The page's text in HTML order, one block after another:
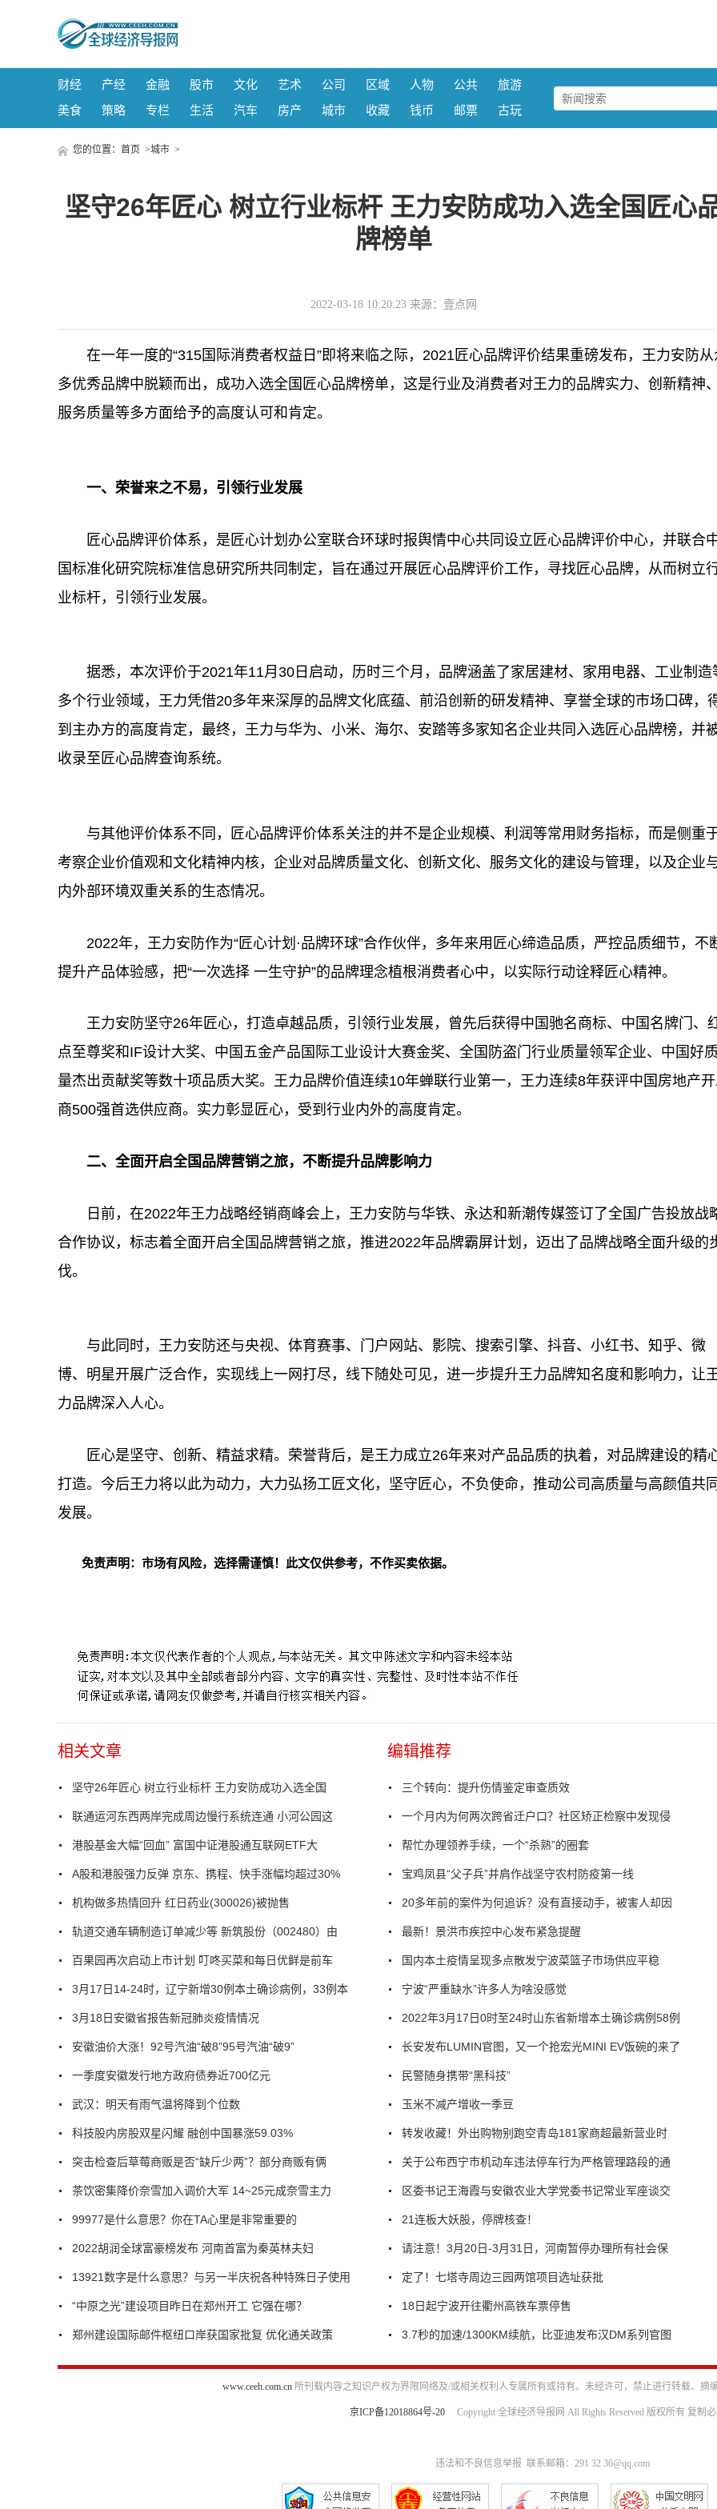
财经 产经 金融 股市 文化 艺术 公司 区域 人物 公共
旅游
美食
策略 专栏 生活 汽车 房产 城市 收藏 钱币 邮票 古玩
您的位置： 首页 >城市 >
坚守26年匠心 树立行业标杆 王力安防成功入选全国匠心
牌榜单
2022-03-18 10:20:23 来源：壹点网
在一年一度的“315国际消费者权益日”即将来临之际，2021匠心品牌评价结果重磅发布，王力安防从
多优秀品牌中脱颖而出，成功入选全国匠心品牌榜单，这是行业及消费者对王力的品牌实力、创新精神
服务质量等多方面给予的高度认可和肯定。
一、荣誉来之不易， 引领行业发展
匠心品牌评价体系，是匠心计划办公室联合环球时报舆情中心共同设立匠心品牌评价中心，并联合
国标准化研究院标准信息研究所共同制定，旨在通过开展匠心品牌评价工作，寻找匠心品牌，从而树立
业标杆，引领行业发展。
据悉，本次评价于2021年11月30日启动，历时三个月，品牌涵盖了家居建材、家用电器、工业制造
多个行业领域，王力凭借20多年来深厚的品牌文化底蕴、前沿创新的研发精神、享誉全球的市场口碑，
到主办方的高度肯定，最终，王力与华为、小米、海尔、安踏等多家知名企业共同入选匠心品牌榜，并
收录至匠心品牌查询系统。
与其他评价体系不同，匠心品牌评价体系关注的并不是企业规模、利润等常用财务指标，而是侧重
考察企业价值观和文化精神内核，企业对品牌质量文化、创新文化、服务文化的建设与管理，以及企业
内外部环境双重关系的生态情况。
2022年，王力安防作为“匠心计划·品牌环球”合作伙伴，多年来用匠心缔造品质，严控品质细节，不
提升产品体验感，把“一次选择 一生守护”的品牌理念植根消费者心中，以实际行动诠释匠心精神。
王力安防坚守26年匠心，打造卓越品质，引领行业发展，曾先后获得中国驰名商标、中国名牌门、
点至尊奖和IF设计大奖、中国五金产品国际工业设计大赛金奖、全国防盗门行业质量领军企业、中国好
量杰出贡献奖等数十项品质大奖。王力品牌价值连续10年蝉联行业第一，王力连续8年获评中国房地产
商500强首选供应商。实力彰显匠心，受到行业内外的高度肯定。
二、 全面开启全国品牌营销之旅，不断提升品牌影响力
日前，在2022年王力战略经销商峰会上，王力安防与华铁、永达和新潮传媒签订了全国广告投放战
合作协议，标志着全面开启全国品牌营销之旅，推进2022年品牌霸屏计划，迈出了品牌战略全面升级的
伐。
与此同时，王力安防还与央视、体育赛事、门户网站、影院、搜索引擎、抖音、小红书、知乎、微
博、明星开展广泛合作，实现线上一网打尽，线下随处可见，进一步提升王力品牌知名度和影响力，让
力品牌深入人心。
匠心是坚守、创新、精益求精。荣誉背后，是王力成立26年来对产品品质的执着，对品牌建设的精
打造。今后王力将以此为动力，大力弘扬工匠文化，坚守匠心，不负使命，推动公司高质量与高颜值共
发展。
免责声明：市场有风险，选择需谨慎！此文仅供参考，不作买卖依据。
相关文章
坚守26年匠心 树立行业标杆 王力安防成功入选全国
联通运河东西两岸完成周边慢行系统连通 小河公园这
港股基金大幅“回血” 富国中证港股通互联网ETF大
A股和港股强力反弹 京东、携程、快手涨幅均超过30%
机构做多热情回升 红日药业(300026)被抛售
轨道交通车辆制造订单减少等 新筑股份（002480）由
百果园再次启动上市计划 叮咚买菜和每日优鲜是前车
3月17日14-24时，辽宁新增30例本土确诊病例，33例本
3月18日安徽省报告新冠肺炎疫情情况
安徽油价大涨！92号汽油“破8”95号汽油“破9”
一季度安徽发行地方政府债券近700亿元
武汉：明天有雨气温将降到个位数
科技股内房股双星闪耀 融创中国暴涨59.03%
突击检查后草莓商贩是否“缺斤少两”？部分商贩有俩
茶饮密集降价奈雪加入调价大军 14~25元成奈雪主力
99977是什么意思？你在TA心里是非常重要的
2022胡润全球富豪榜发布 河南首富为秦英林夫妇
13921数字是什么意思？与另一半庆祝各种特殊日子使用
“中原之光”建设项目昨日在郑州开工 它强在哪？
郑州建设国际邮件枢纽口岸获国家批复 优化通关政策
编辑推荐
三个转向：提升伤情鉴定审查质效
一个月内为何两次跨省迁户口？社区矫正检察中发现侵
帮忙办理领养手续，一个“杀熟”的圈套
宝鸡凤县“父子兵”并肩作战坚守农村防疫第一线
20多年前的案件为何追诉？没有直接动手，被害人却因
最新！景洪市疾控中心发布紧急提醒
国内本土疫情呈现多点散发宁波菜篮子市场供应平稳
宁波“严重缺水”许多人为啥没感觉
2022年3月17日0时至24时山东省新增本土确诊病例58例
长安发布LUMIN官图，又一个抢宏光MINI EV饭碗的来了
民警随身携带“黑科技”
玉米不减产增收一季豆
转发收藏！外出购物别跑空青岛181家商超最新营业时
关于公布西宁市机动车违法停车行为严格管理路段的通
区委书记王海霞与安徽农业大学党委书记常业军座谈交
21连板大妖股，停牌核查！
请注意！3月20日-3月31日，河南暂停办理所有社会保
定了！七塔寺周边三园两馆项目选址获批
18日起宁波开往衢州高铁车票停售
3.7秒的加速/1300KM续航，比亚迪发布汉DM系列官图
www.ceeh.com.cn所刊载内容之知识产权为界限网络及/或相关权利人专属所有或持有。未经许可，禁止进行转载、摘
京ICP备12018864号-20 Copyright 全球经济导报网 All Rights Reserved 版权所有 复制
违法和不良信息举报 联系邮箱：291 32 36@qq.com